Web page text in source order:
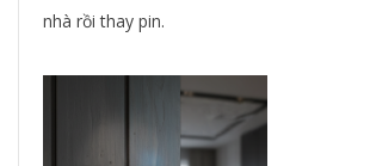
nhà rồi thay pin.